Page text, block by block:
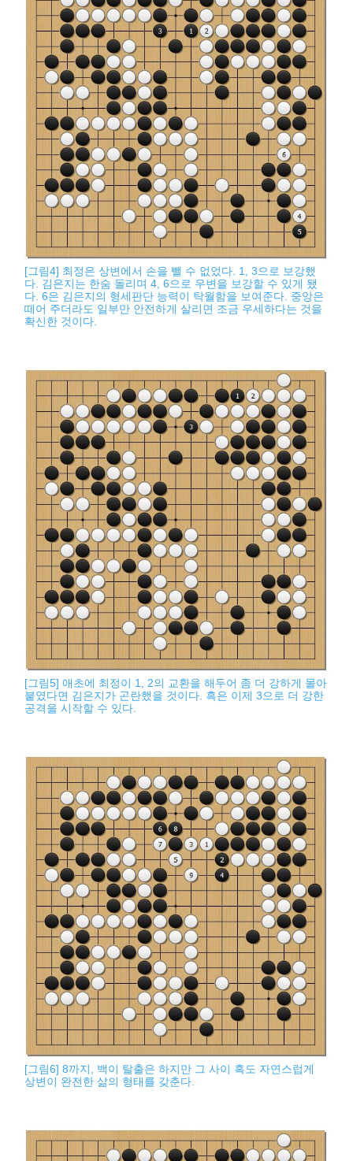
[그림4] 최정은 상변에서 손을 뺄 수 없었다. 1, 3으로 보강했
다. 김은지는 한숨 돌리며 4, 6으로 우변을 보강할 수 있게 됐
다. 6은 김은지의 형세판단 능력이 탁월함을 보여준다. 중앙은
떼어 주더라도 일부만 안전하게 살리면 조금 우세하다는 것을
확신한 것이다.
[그림5] 애초에 최정이 1, 2의 교환을 해두어 좀 더 강하게 몰아
붙였다면 김은지가 곤란했을 것이다. 흑은 이제 3으로 더 강한
공격을 시작할 수 있다.
[그림6] 8까지, 백이 탈출은 하지만 그 사이 흑도 자연스럽게
상변이 완전한 삶의 형태를 갖춘다.